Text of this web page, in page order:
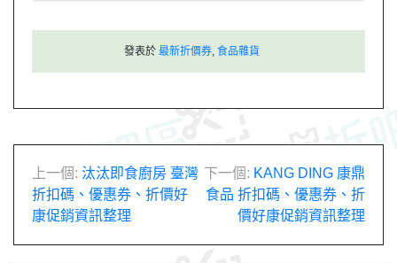
發表於 最新折價券 食品雜貨
文
章
導
上一個: 汰汰即食廚房 臺灣
折扣碼、優惠券、折價好
康促銷資訊整理
下一個: KANG DING 康鼎
食品 折扣碼、優惠券、折
價好康促銷資訊整理